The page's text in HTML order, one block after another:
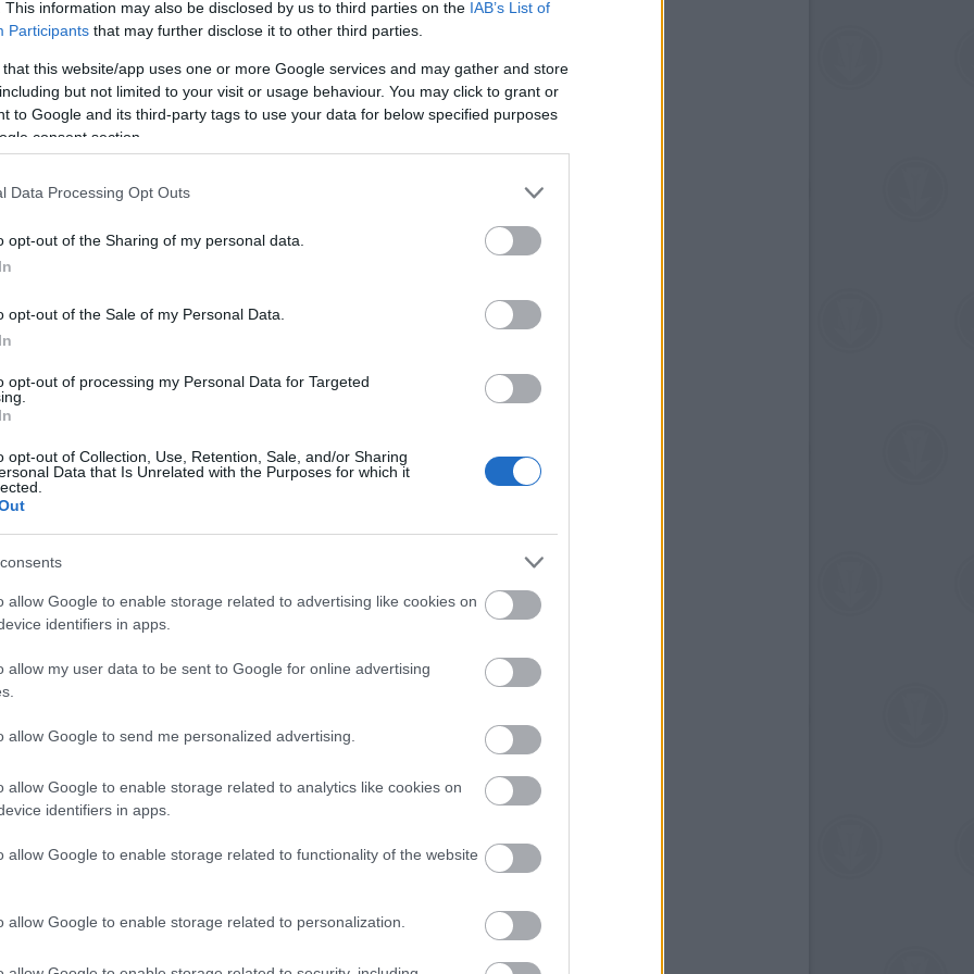
This information may also be disclosed by us to third parties on the IAB’s List of
Participants that may further disclose it to other third parties.
that this website/app uses one or more Google services and may gather and store
but not limited to your visit or usage behaviour. You may click to grant or
to Google and its third-party tags to use your data for below specified purposes
consent section.
Data Processing Opt Outs
opt-out of the Sharing of my personal data.
opt-out of the Sale of my Personal Data.
opt-out of processing my Personal Data for Targeted
opt-out of Collection, Use, Retention, Sale, and/or Sharing
Data that Is Unrelated with the Purposes for which it
allow Google to enable storage related to advertising like cookies on
identifiers in apps.
allow my user data to be sent to Google for online advertising
allow Google to send me personalized advertising.
allow Google to enable storage related to analytics like cookies on
identifiers in apps.
allow Google to enable storage related to functionality of the website
allow Google to enable storage related to personalization.
vagy tanítványaikat, így kölcsönösen mindenki
itt is. Arról nem is beszélve, hogy gyönyörű
Újvidék, hogy csak néhányat említsek, de sajnos
tartanak attól, hogy Szerbiába látogassanak.
változtatni. Tehát a körülöttünk változó klíma, a
a művészi sokszínűség és kifejezési eszközök,
gondoljuk, hogy a „4 nap újratervezés” mottó
hogy a fesztivál helyszíne egykor
a kollégákat, hogy gyerünk már be a Hegyalja
partszakadás van, ahonnan régen vályognak
a fél falu ebből épült, amikor azonban